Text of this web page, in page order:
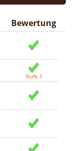
Bewertung